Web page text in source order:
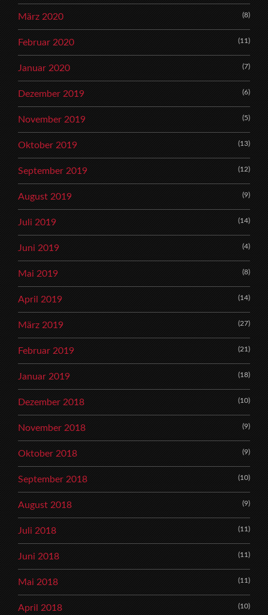
März 2020 (8)
Februar 2020 (11)
Januar 2020 (7)
Dezember 2019 (6)
November 2019 (5)
Oktober 2019 (13)
September 2019 (12)
August 2019 (9)
Juli 2019 (14)
Juni 2019 (4)
Mai 2019 (8)
April 2019 (14)
März 2019 (27)
Februar 2019 (21)
Januar 2019 (18)
Dezember 2018 (10)
November 2018 (9)
Oktober 2018 (9)
September 2018 (10)
August 2018 (9)
Juli 2018 (11)
Juni 2018 (11)
Mai 2018 (11)
April 2018 (10)